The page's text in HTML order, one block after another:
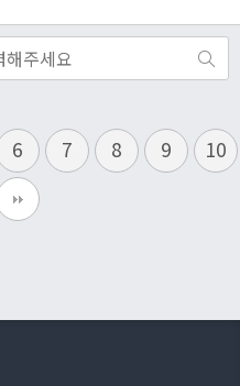
6 7 8 9 10